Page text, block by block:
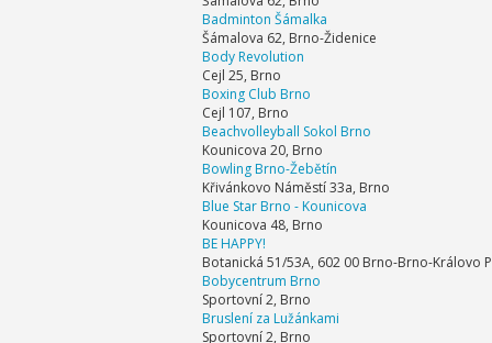
Badminton Šámalka
Šámalova 62, Brno-Židenice
Body Revolution
Cejl 25, Brno
Boxing Club Brno
Cejl 107, Brno
Beachvolleyball Sokol Brno
Kounicova 20, Brno
Bowling Brno-Žebětín
Křivánkovo Náměstí 33a, Brno
Blue Star Brno - Kounicova
Kounicova 48, Brno
BE HAPPY!
Botanická 51/53A, 602 00 Brno-Brno-Královo
Bobycentrum Brno
Sportovní 2, Brno
Bruslení za Lužánkami
Sportovní 2, Brno